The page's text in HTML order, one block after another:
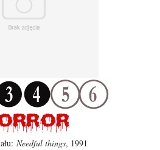
Needful things, 1991